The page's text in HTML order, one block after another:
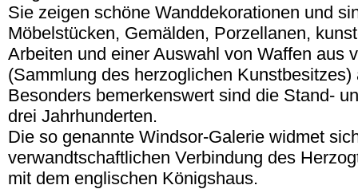
Sie zeigen schöne Wanddekorationen und
Möbelstücken, Gemälden, Porzellanen,
Arbeiten und einer Auswahl von Waffen aus
(Sammlung des herzoglichen Kunstbesitzes)
Besonders bemerkenswert sind die Stand-
drei Jahrhunderten.
Die so genannte Windsor-Galerie widmet
verwandtschaftlichen Verbindung des
mit dem englischen Königshaus.